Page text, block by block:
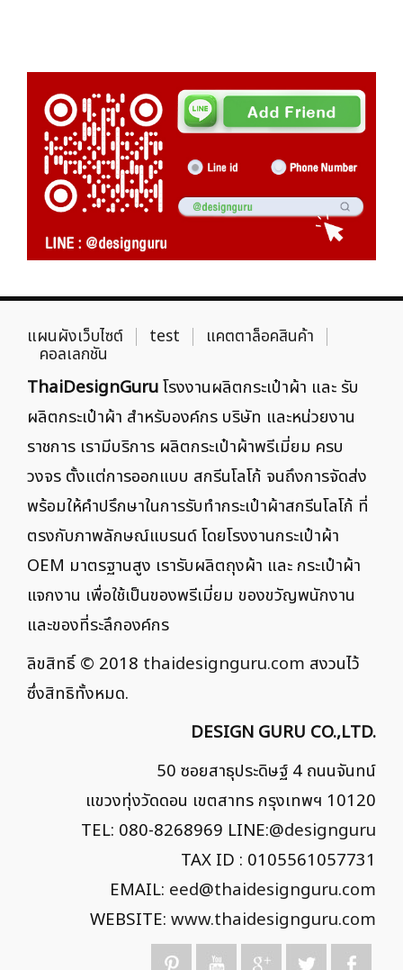
แผนผังเว็บไซต์ test แคตตาล็อคสินค้า
คอลเลกชัน
ThaiDesignGuruโรงงานผลิตกระเป๋าผ้า และ รับ
ผลิตกระเป๋าผ้า สำหรับองค์กร บริษัท และหน่วยงาน
ราชการ เรามีบริการ ผลิตกระเป๋าผ้าพรีเมี่ยม ครบ
วงจร ตั้งแต่การออกแบบ สกรีนโลโก้ จนถึงการจัดส่ง
พร้อมให้คำปรึกษาในการรับทำกระเป๋าผ้าสกรีนโลโก้ ที่
ตรงกับภาพลักษณ์แบรนด์ โดยโรงงานกระเป๋าผ้า
OEM มาตรฐานสูง เรารับผลิตถุงผ้า และ กระเป๋าผ้า
แจกงาน เพื่อใช้เป็นของพรีเมี่ยม ของขวัญพนักงาน
และของที่ระลึกองค์กร
ลิขสิทธิ์ © 2018 thaidesignguru.com สงวนไว้
ซึ่งสิทธิทั้งหมด.
DESIGN GURU CO.,LTD.
50 ซอยสาธุประดิษฐ์ 4 ถนนจันทน์
แขวงทุ่งวัดดอน เขตสาทร กรุงเทพฯ 10120
TEL: 080-8268969 LINE:@designguru
TAX ID : 0105561057731
EMAIL: eed@thaidesignguru.com
WEBSITE: www.thaidesignguru.com